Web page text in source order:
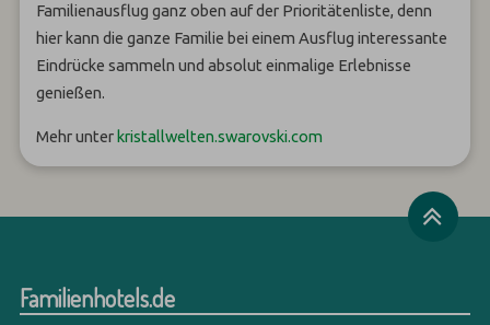
Familienausflug ganz oben auf der Prioritätenliste, denn
hier kann die ganze Familie bei einem Ausflug interessante
Eindrücke sammeln und absolut einmalige Erlebnisse
genießen.
Mehr unter kristallwelten.swarovski.com
Familienhotels.de